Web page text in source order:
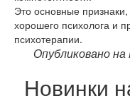
Это основные
хорошего психолога и
психотерапии.
Опубликовано
Новинки